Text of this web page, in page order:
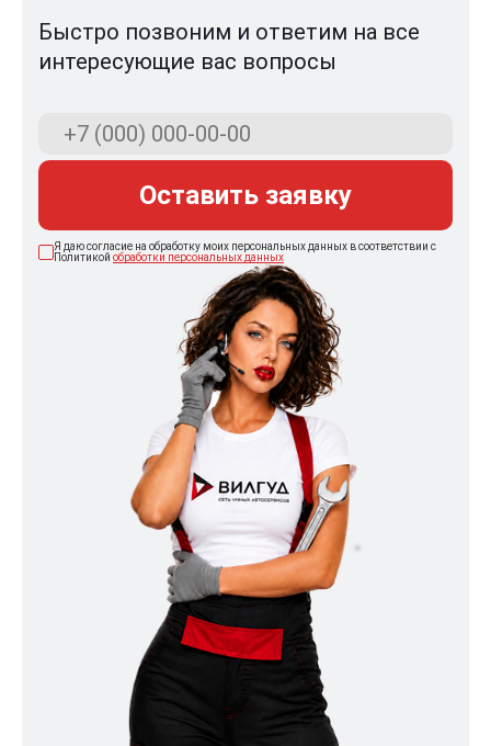
Быстро позвоним и ответим на все
интересующие вас вопросы
Оставить заявку
Я даю согласие на обработку моих персональных данных в соответствии с
Политикой обработки персональных данных